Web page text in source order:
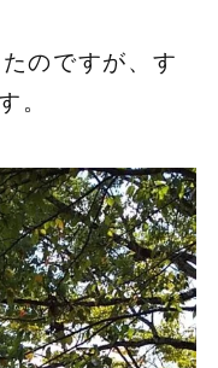
のですが、す
。